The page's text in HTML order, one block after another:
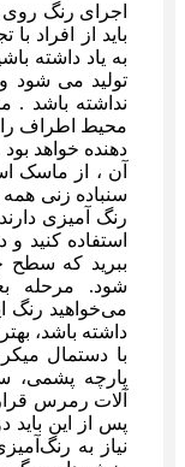
اجرای رنگ
باید از افراد
به یاد داشته
تولید می‌ شود
نداشته باشد .
محیط اطراف را
دهنده خواهد
آن ، از ماسک
سنباده‌ زنی
رنگ‌ آمیزی
استفاده کنید
ببرید که
شود. مرحله
می‌خواهید
داشته باشد،
با دستمال
پارچه پشمی،
آلات رمرس
پس از این
نیاز به